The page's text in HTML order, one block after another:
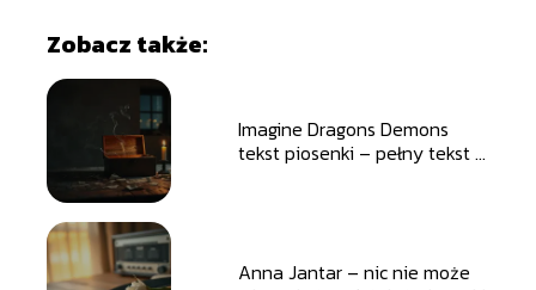
Zobacz także:
Imagine Dragons Demons
tekst piosenki – pełny tekst i
Anna Jantar – nic nie może